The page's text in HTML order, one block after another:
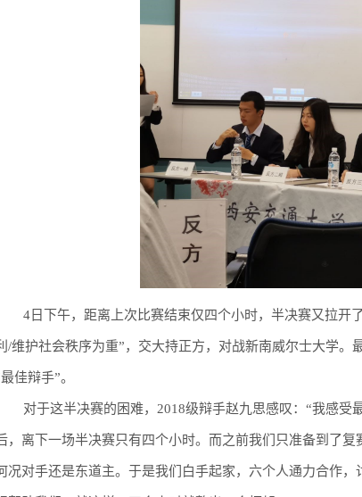
4日下午，距离上次比赛结束仅四个小时，半决赛又拉开
/维护社会秩序为重”，交大持正方，对战新南威尔士大学
佳辩手”。
对于这半决赛的困难，2018级辩手赵九思感叹：“我感
，离下一场半决赛只有四个小时。而之前我们只准备到了
况对手还是东道主。于是我们白手起家，六个人通力合作